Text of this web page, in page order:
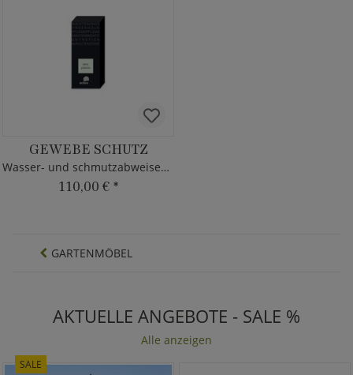
GEWEBE SCHUTZ
Wasser- und schmutzabweisendes Pflegemittel für Kissenbezüge
110,00 € *
GARTENMÖBEL
AKTUELLE ANGEBOTE - SALE %
Alle anzeigen
SALE